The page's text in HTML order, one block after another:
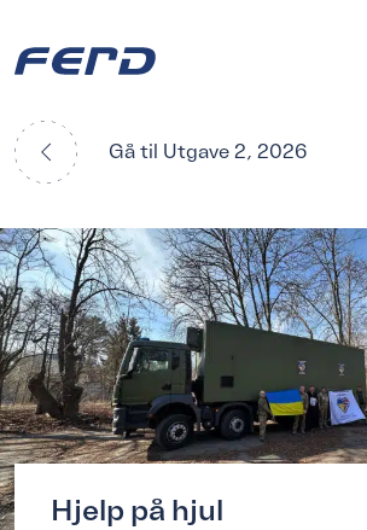
Gå til Utgave 2, 2026
Hjelp på hjul